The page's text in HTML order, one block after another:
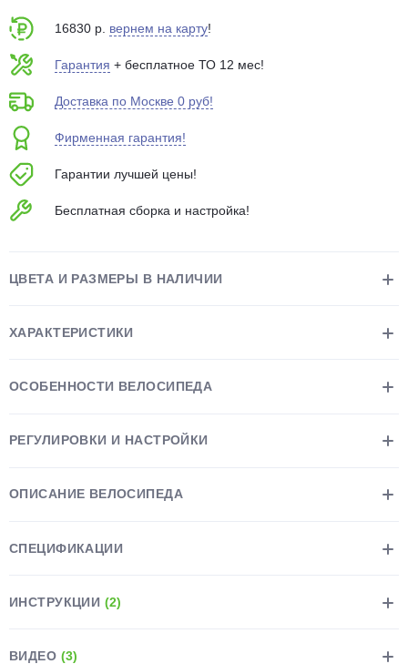
16830 р. вернем на карту!
Гарантия + бесплатное ТО 12 мес!
Доставка по Москве 0 руб!
Фирменная гарантия!
Гарантии лучшей цены!
Бесплатная сборка и настройка!
ЦВЕТА И РАЗМЕРЫ В НАЛИЧИИ
ХАРАКТЕРИСТИКИ
ОСОБЕННОСТИ ВЕЛОСИПЕДА
РЕГУЛИРОВКИ И НАСТРОЙКИ
ОПИСАНИЕ ВЕЛОСИПЕДА
СПЕЦИФИКАЦИИ
ИНСТРУКЦИИ (2)
ВИДЕО (3)
недели
Остались вопросы?
8 800 302-02-51